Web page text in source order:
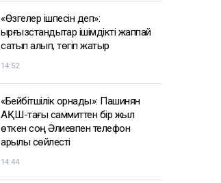
«Өзгелер ішпесін деп»:
қырғызстандықтар ішімдікті жаппай
сатып алып, төгіп жатыр
14:52
«Бейбітшілік орнады»: Пашинян
АҚШ-тағы саммиттен бір жыл
өткен соң Әлиевпен телефон
арқылы сөйлесті
14:44